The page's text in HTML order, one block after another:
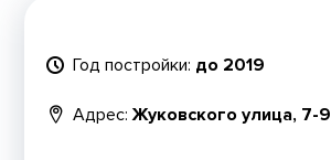
Год постройки: до 2019
Адрес: Жуковского улица, 7-9